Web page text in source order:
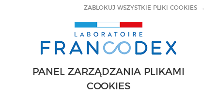
PANEL ZARZĄDZANIA PLIKAMI
COOKIES
ZABLOKUJ WSZYSTKIE PLIKI COOKIES →